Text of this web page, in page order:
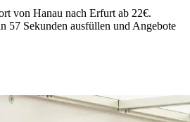
von Hanau nach Erfurt ab 22€.
57 Sekunden ausfüllen und Angebote